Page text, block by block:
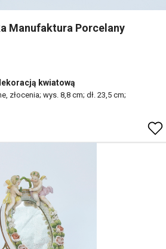
Manufaktura Porcelany
kwiatową
złocenia; wys. 8,8 cm; dł. 23,5 cm;